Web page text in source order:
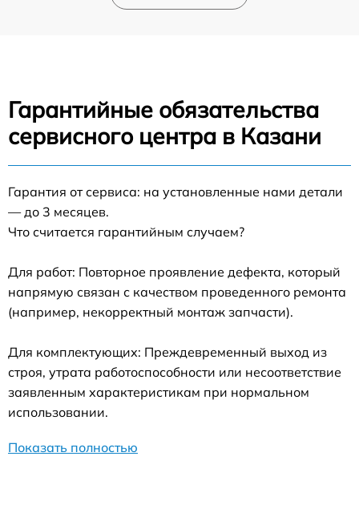
Гарантийные обязательства
сервисного центра в Казани
Гарантия от сервиса: на установленные нами детали
— до 3 месяцев.
Что считается гарантийным случаем?
Для работ: Повторное проявление дефекта, который
напрямую связан с качеством проведенного ремонта
(например, некорректный монтаж запчасти).
Для комплектующих: Преждевременный выход из
строя, утрата работоспособности или несоответствие
заявленным характеристикам при нормальном
использовании.
Показать полностью